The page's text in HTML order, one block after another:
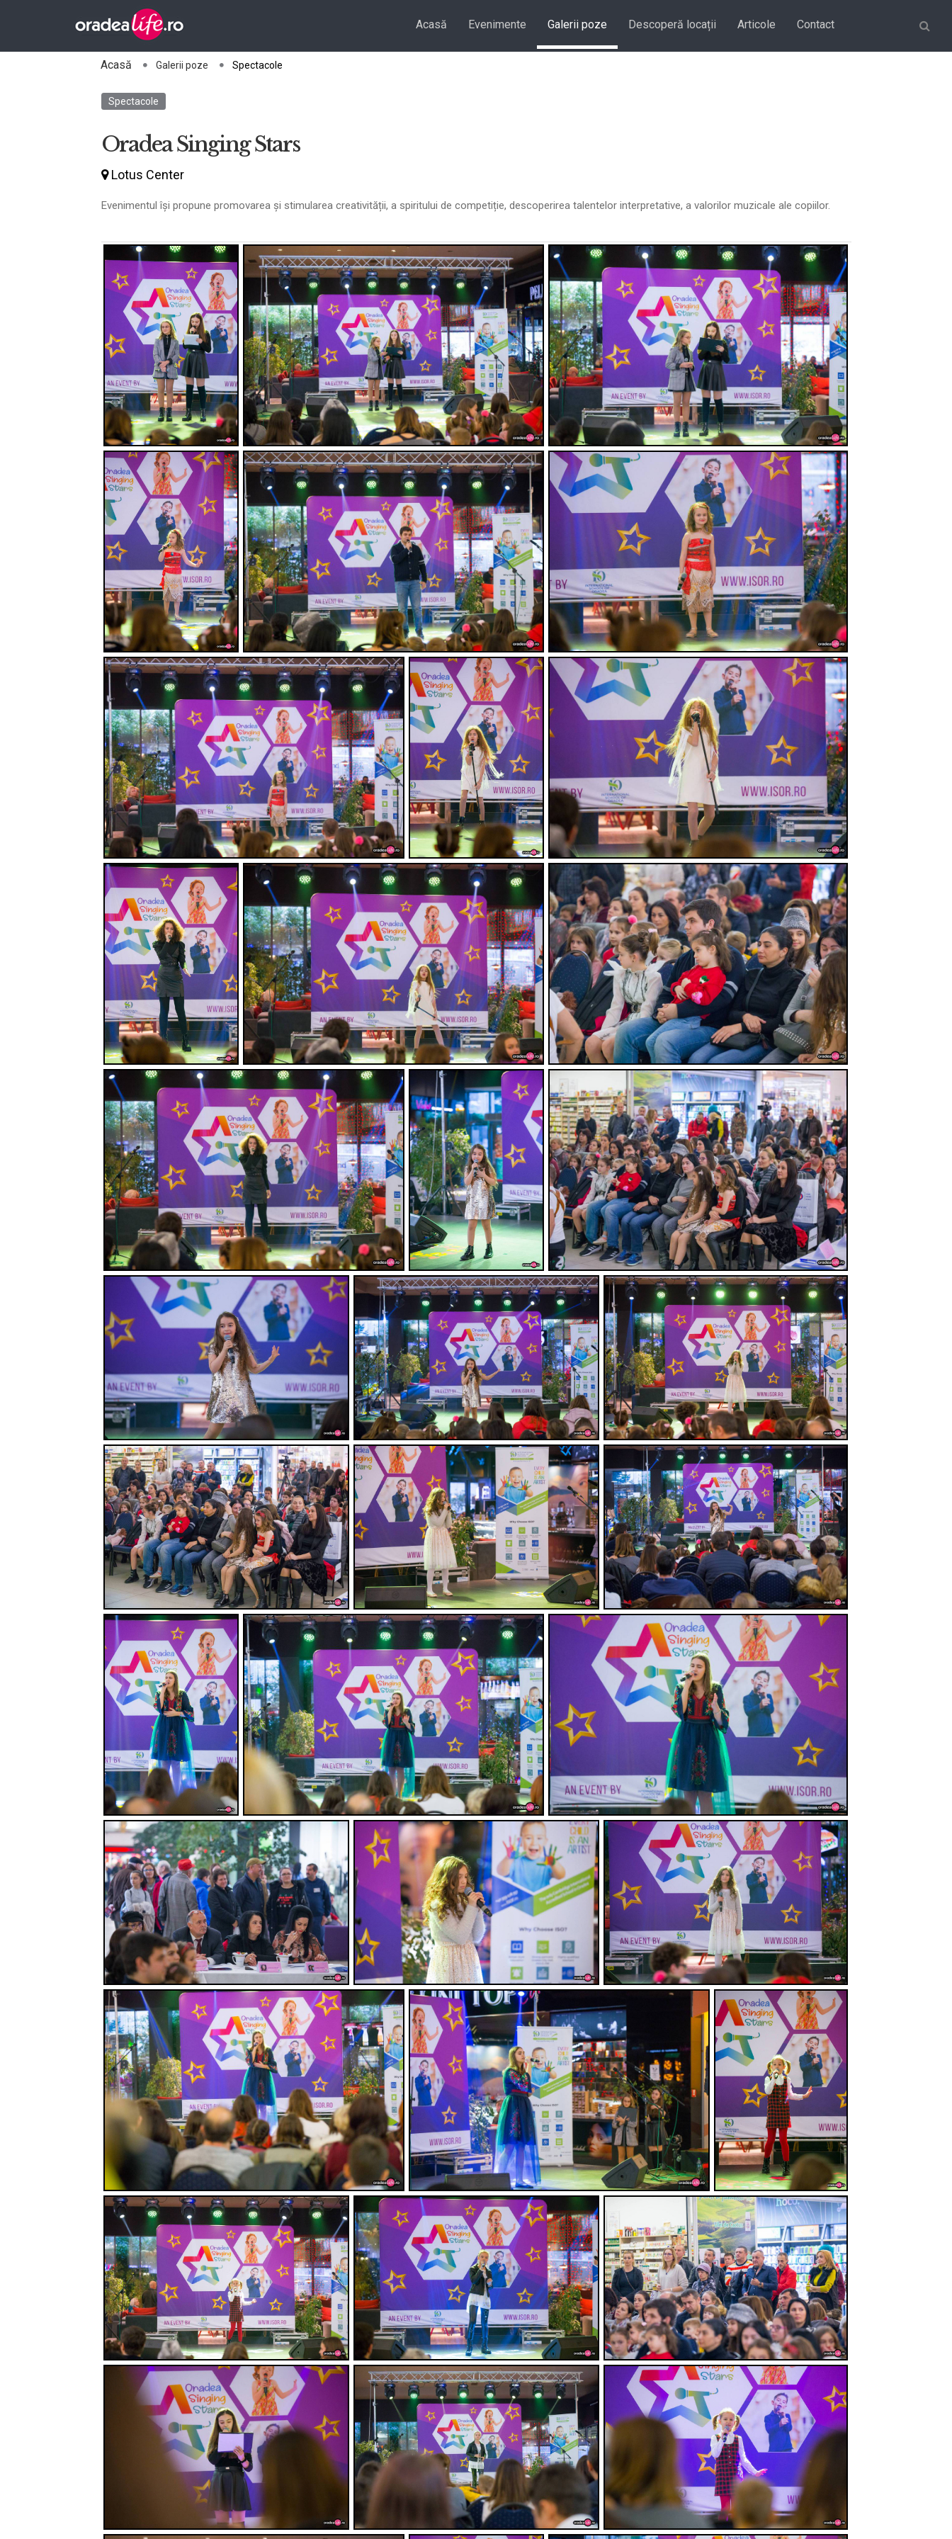
Acasă Evenimente Galerii poze Descoperă locații Articole Contact
Acasă Galerii poze Spectacole
Spectacole
Oradea Singing Stars
Lotus Center
Evenimentul își propune promovarea și stimularea creativității, a spiritului de competiție, descoperirea talentelor interpretative, a valorilor muzicale ale copiilor.